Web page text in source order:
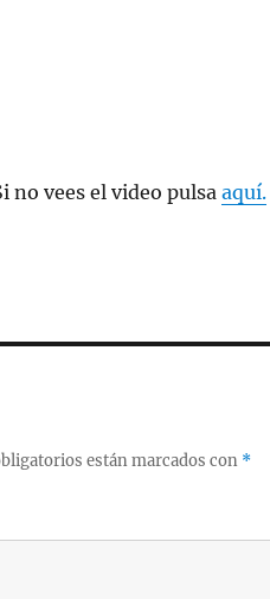
no vees el video pulsa aquí.
están marcados con *